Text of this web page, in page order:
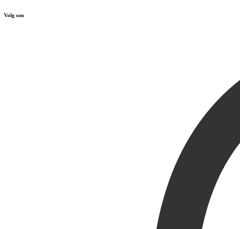
Volg ons